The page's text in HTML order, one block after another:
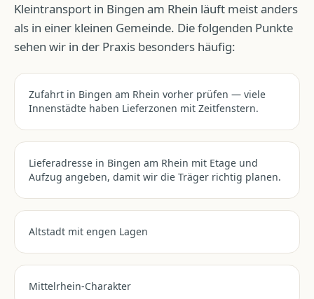
Kleintransport in Bingen am Rhein läuft meist anders
als in einer kleinen Gemeinde. Die folgenden Punkte
sehen wir in der Praxis besonders häufig:
Zufahrt in Bingen am Rhein vorher prüfen — viele
Innenstädte haben Lieferzonen mit Zeitfenstern.
Lieferadresse in Bingen am Rhein mit Etage und
Aufzug angeben, damit wir die Träger richtig planen.
Altstadt mit engen Lagen
Mittelrhein-Charakter